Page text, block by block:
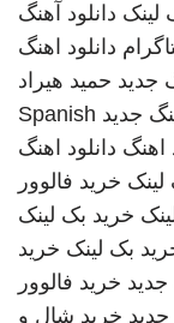
لینک دانلود آهنگ
دانلود اهنگ
جدید حمید هیراد
جدید Spanish
اهنگ دانلود اهنگ
خرید فالوور
خرید بک لینک
بک لینک خرید
جدید خرید فالوور
جدید خرید شال و